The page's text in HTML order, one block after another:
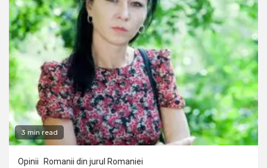
3 min read
Opinii Romanii din jurul Romaniei